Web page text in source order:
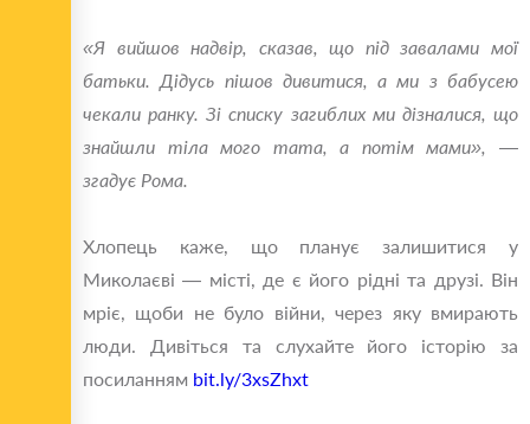
«Я вийшов надвір, сказав, що під завалами мої
батьки. Дідусь пішов дивитися, а ми з бабусею
чекали ранку. Зі списку загиблих ми дізналися, що
знайшли тіла мого тата, а потім мами», —
згадує Рома.
Хлопець каже, що планує залишитися у
Миколаєві — місті, де є його рідні та друзі. Він
мріє, щоби не було війни, через яку вмирають
люди. Дивіться та слухайте його історію за
посиланням bit.ly/3xsZhxt